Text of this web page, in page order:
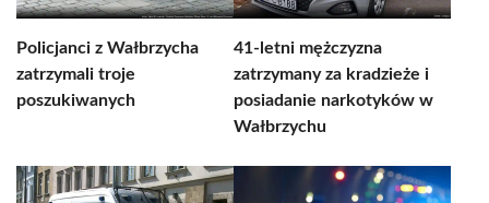
Policjanci z Wałbrzycha
zatrzymali troje
poszukiwanych
41-letni mężczyzna
zatrzymany za kradzieże i
posiadanie narkotyków w
Wałbrzychu